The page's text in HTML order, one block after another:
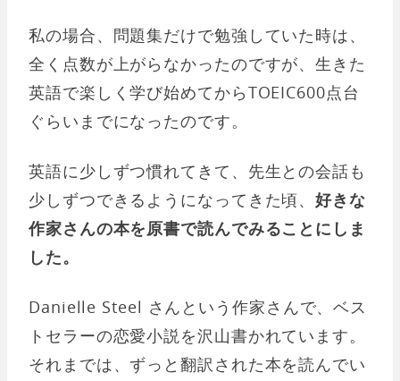
私の場合、問題集だけで勉強していた時は、
全く点数が上がらなかったのですが、生きた
英語で楽しく学び始めてからTOEIC600点台
ぐらいまでになったのです。
英語に少しずつ慣れてきて、先生との会話も
少しずつできるようになってきた頃、好きな
作家さんの本を原書で読んでみることにしま
した。
Danielle Steel さんという作家さんで、ベス
トセラーの恋愛小説を沢山書かれています。
それまでは、ずっと翻訳された本を読んでい